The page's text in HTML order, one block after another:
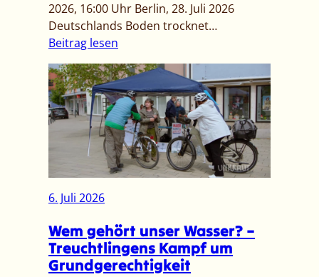
m
i
t
t
e
i
l
u
n
g
]
p
d
a
2026, 16:00 Uhr Berlin, 28. Juli 2026
Deutschlands Boden trocknet…
Beitrag lesen
P
r
e
s
s
e
m
i
e
i
l
6. Juli 2026
Wem gehört unser Wasser? –
Treuchtlingens Kampf um
Grundgerechtigkeit